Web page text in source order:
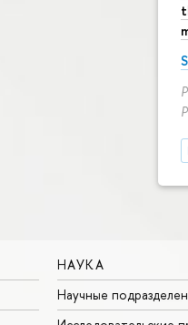
НАУКА
Научные